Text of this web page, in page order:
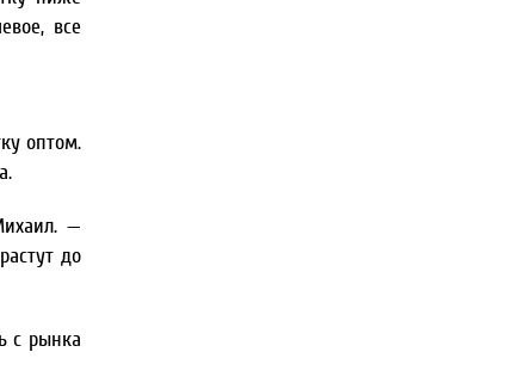
все
оптом.
—
до
с рынка